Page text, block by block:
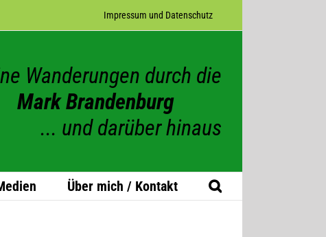
Impres­sum und Datenschutz
Wanderungen durch die
Mark Brandenburg
... und darüber hinaus
Über mich / Kontakt